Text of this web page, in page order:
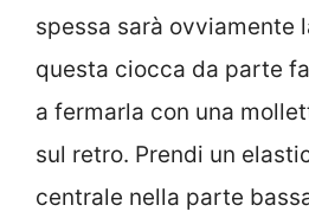
spessa sarà ovviamente
questa ciocca da parte
a fermarla con una
sul retro. Prendi un
centrale nella parte